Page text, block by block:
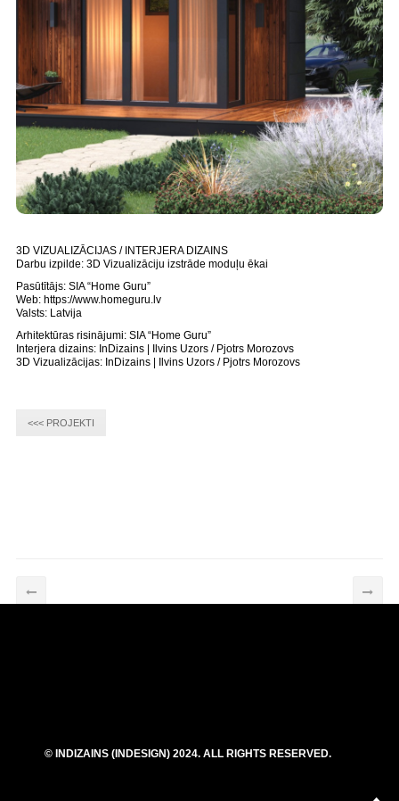
3D VIZUALIZĀCIJAS / INTERJERA DIZAINS
Darbu izpilde: 3D Vizualizāciju izstrāde moduļu ēkai
Pasūtītājs: SIA “Home Guru”
Web: https://www.homeguru.lv
Valsts: Latvija
Arhitektūras risinājumi: SIA “Home Guru”
Interjera dizains: InDizains | Ilvins Uzors / Pjotrs Morozovs
3D Vizualizācijas: InDizains | Ilvins Uzors / Pjotrs Morozovs
<<< PROJEKTI
© INDIZAINS (INDESIGN) 2024. ALL RIGHTS RESERVED.